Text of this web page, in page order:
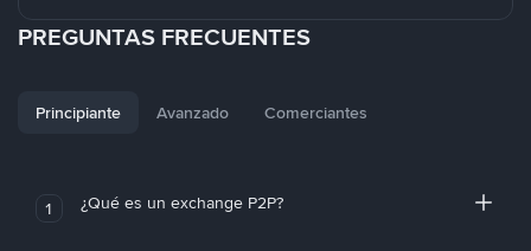
PREGUNTAS FRECUENTES
Principiante Avanzado Comerciantes
1 ¿Qué es un exchange P2P?